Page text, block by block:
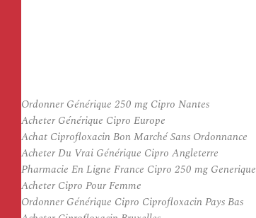
Ordonner Générique 250 mg Cipro Nantes
Acheter Générique Cipro Europe
Achat Ciprofloxacin Bon Marché Sans Ordonnance
Acheter Du Vrai Générique Cipro Angleterre
Pharmacie En Ligne France Cipro 250 mg Generique
Acheter Cipro Pour Femme
Ordonner Générique Cipro Ciprofloxacin Pays Bas